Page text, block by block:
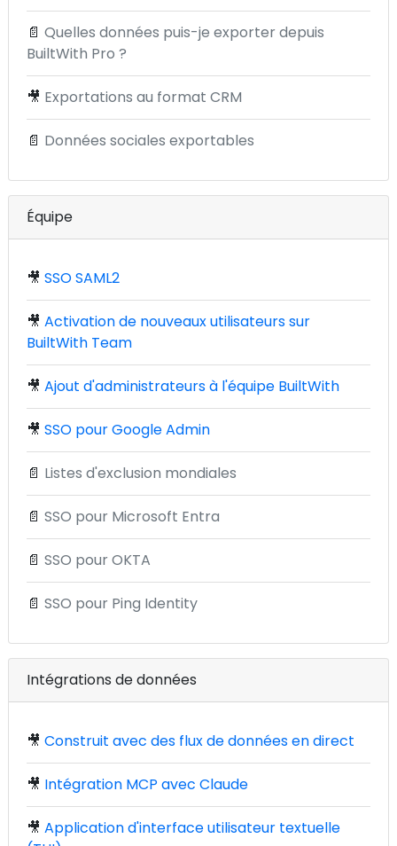
📄 Quelles données puis-je exporter depuis
BuiltWith Pro ?
🎥 Exportations au format CRM
📄 Données sociales exportables
Équipe
🎥 SSO SAML2
🎥 Activation de nouveaux utilisateurs sur
BuiltWith Team
🎥 Ajout d'administrateurs à l'équipe BuiltWith
🎥 SSO pour Google Admin
📄 Listes d'exclusion mondiales
📄 SSO pour Microsoft Entra
📄 SSO pour OKTA
📄 SSO pour Ping Identity
Intégrations de données
🎥 Construit avec des flux de données en direct
🎥 Intégration MCP avec Claude
🎥 Application d'interface utilisateur textuelle